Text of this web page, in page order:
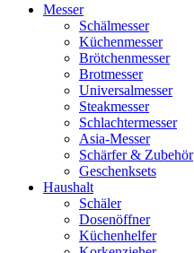
Messer
Schälmesser
Küchenmesser
Brötchenmesser
Brotmesser
Universalmesser
Steakmesser
Schlachtermesser
Asia-Messer
Schärfer & Zubehör
Geschenksets
Haushalt
Schäler
Dosenöffner
Küchenhelfer